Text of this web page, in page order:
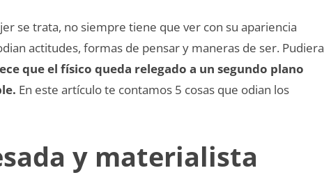
se trata, no siempre tiene que ver con su apariencia
actitudes, formas de pensar y maneras de ser. Pudiera
que el físico queda relegado a un segundo plano
En este artículo te contamos 5 cosas que odian los
y materialista